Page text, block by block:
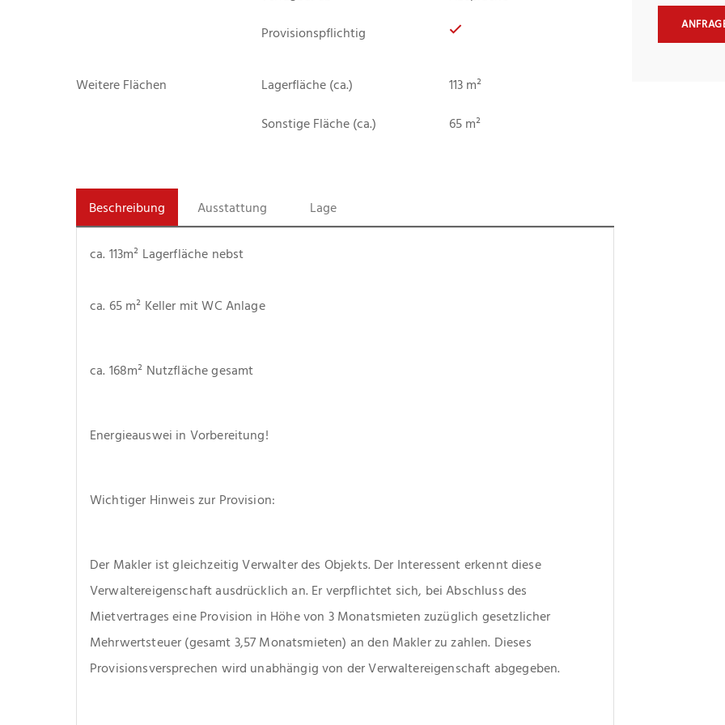
Provisionspflichtig
Weitere Flächen Lagerfläche (ca.)
113 m²
Sonstige Fläche (ca.)
65 m²
Beschreibung Ausstattung Lage
ca. 113m² Lagerfläche nebst
ca. 65 m² Keller mit WC Anlage
ca. 168m² Nutzfläche gesamt
Energieauswei in Vorbereitung!
Wichtiger Hinweis zur Provision:
Der Makler ist gleichzeitig Verwalter des Objekts. Der Interessent erkennt diese
Verwaltereigenschaft ausdrücklich an. Er verpflichtet sich, bei Abschluss des
Mietvertrages eine Provision in Höhe von 3 Monatsmieten zuzüglich gesetzlicher
Mehrwertsteuer (gesamt 3,57 Monatsmieten) an den Makler zu zahlen. Dieses
Provisionsversprechen wird unabhängig von der Verwaltereigenschaft abgegeben.